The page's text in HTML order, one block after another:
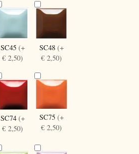
SC45 (+
€ 2,50)
SC48 (+
€ 2,50)
SC74 (+
€ 2,50)
SC75 (+
€ 2,50)